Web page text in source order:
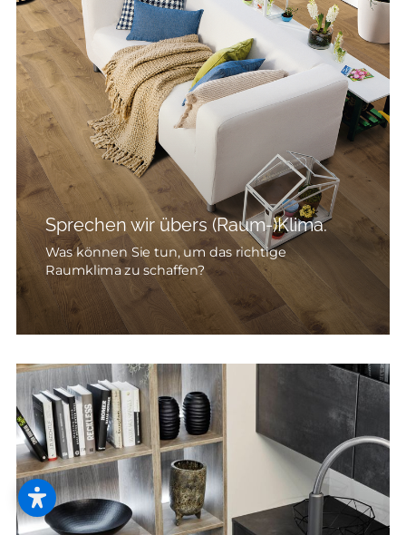
Sprechen wir übers (Raum-)Klima.
Was können Sie tun, um das richtige
Raumklima zu schaffen?